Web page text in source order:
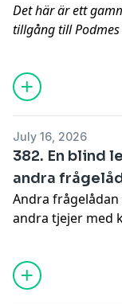
Det här är ett
tillgång till
från den här
Frändfors har
tror att det är 32
July 16, 2026
382. En blind
andra
Andra
andra tjejer med
har: hur kysser
smakat på sig
and off
man jobbar på